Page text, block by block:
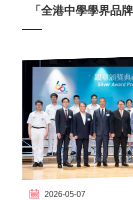
「全港中學學界品
2026-05-07